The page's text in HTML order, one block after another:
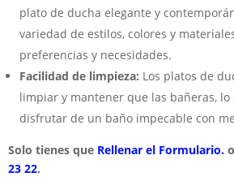
plato de ducha elegante y
variedad de estilos, colores y
preferencias y necesidades.
Facilidad de limpieza: Los platos de
limpiar y mantener que las bañeras,
disfrutar de un baño impecable con
Solo tienes que Rellenar el Formulario.
23 22.